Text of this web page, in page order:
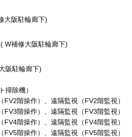
大阪駐輪廊下)
W補修大阪駐輪廊下)
阪駐輪廊下)
掃除機）
階操作）、遠隔監視（FV2階監視）
階操作）、遠隔監視（FV3階監視）
階操作）、遠隔監視（FV4階監視）
階操作）、遠隔監視（FV5階監視）